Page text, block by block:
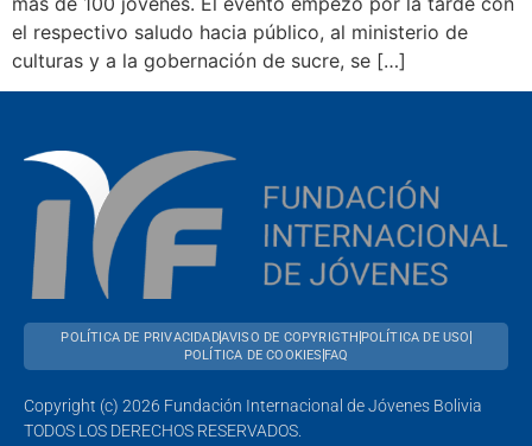
el respectivo saludo hacia público, al ministerio de
culturas y a la gobernación de sucre, se […]
POLÍTICA DE PRIVACIDADAVISO DE COPYRIGTH POLÍTICA DE USO
POLÍTICA DE COOKIES FAQ
Copyright (c) 2026 Fundación Internacional de Jóvenes Bolivia
TODOS LOS DERECHOS RESERVADOS.